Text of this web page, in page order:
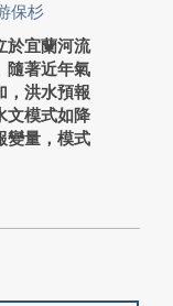
保杉
於宜蘭河流
隨著近年氣
，洪水預報
文模式如降
變量，模式